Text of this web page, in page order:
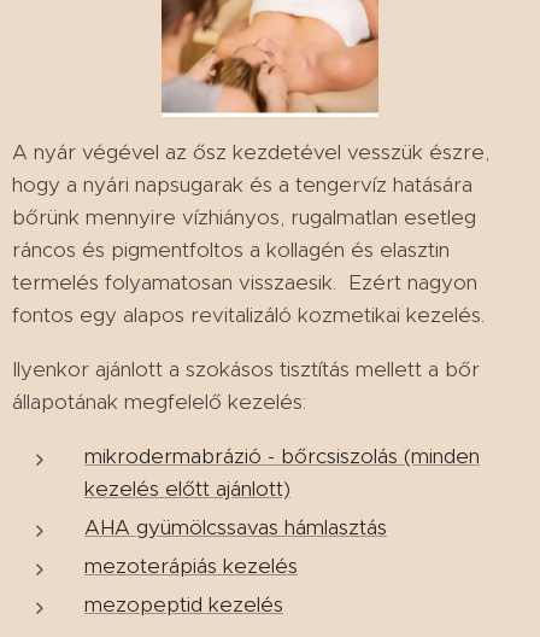
A nyár végével az ősz kezdetével vesszük észre,
hogy a nyári napsugarak és a tengervíz hatására
bőrünk mennyire vízhiányos, rugalmatlan esetleg
ráncos és pigmentfoltos a kollagén és elasztin
termelés folyamatosan visszaesik. Ezért nagyon
fontos egy alapos revitalizáló kozmetikai kezelés.
Ilyenkor ajánlott a szokásos tisztítás mellett a bőr
állapotának megfelelő kezelés:
mikrodermabrázió - bőrcsiszolás (minden
kezelés előtt ajánlott)
AHA gyümölcssavas hámlasztás
mezoterápiás kezelés
mezopeptid kezelés